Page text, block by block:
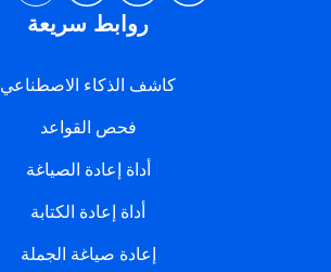
روابط سريعة
كاشف الذكاء الاصطناعي
فحص القواعد
أداة إعادة الصياغة
أداة إعادة الكتابة
إعادة صياغة الجملة